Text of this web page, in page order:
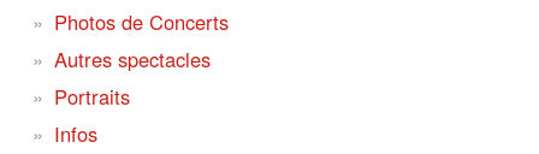
Photos de Concerts
Autres spectacles
Portraits
Infos